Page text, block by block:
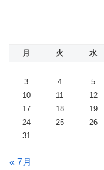
月 火 水
3
4 5
10
11 12
17
18 19
24
25 26
31
« 7月